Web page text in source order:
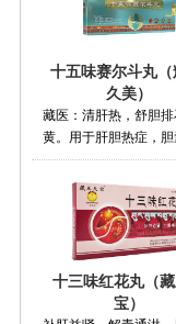
十五味赛尔斗丸（
久美）
藏医：清肝热，舒胆排
黄。用于肝胆热症，胆
胆
十三味红花丸（
宝）